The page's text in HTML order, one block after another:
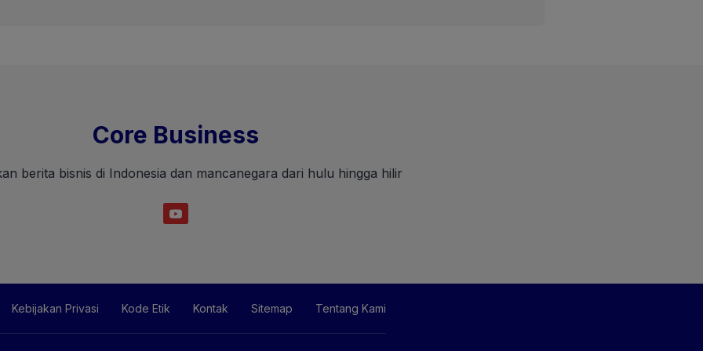
Core Business
berita bisnis di Indonesia dan mancanegara dari hulu hingga hilir
Kebijakan Privasi Kode Etik Kontak Sitemap Tentang Kami